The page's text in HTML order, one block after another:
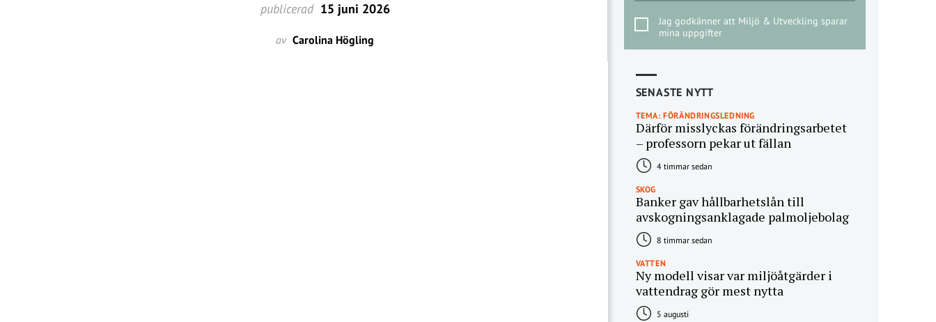
publicerad 15 juni 2026
av Carolina Högling
Jag godkänner att Miljö & Utveckling sparar
mina uppgifter
SENASTE NYTT
TEMA: FÖRÄNDRINGSLEDNING
Därför misslyckas förändringsarbetet
– professorn pekar ut fällan
4 timmar sedan
SKOG
Banker gav hållbarhetslån till
avskogningsanklagade palmoljebolag
8 timmar sedan
VATTEN
Ny modell visar var miljöåtgärder i
vattendrag gör mest nytta
5 augusti